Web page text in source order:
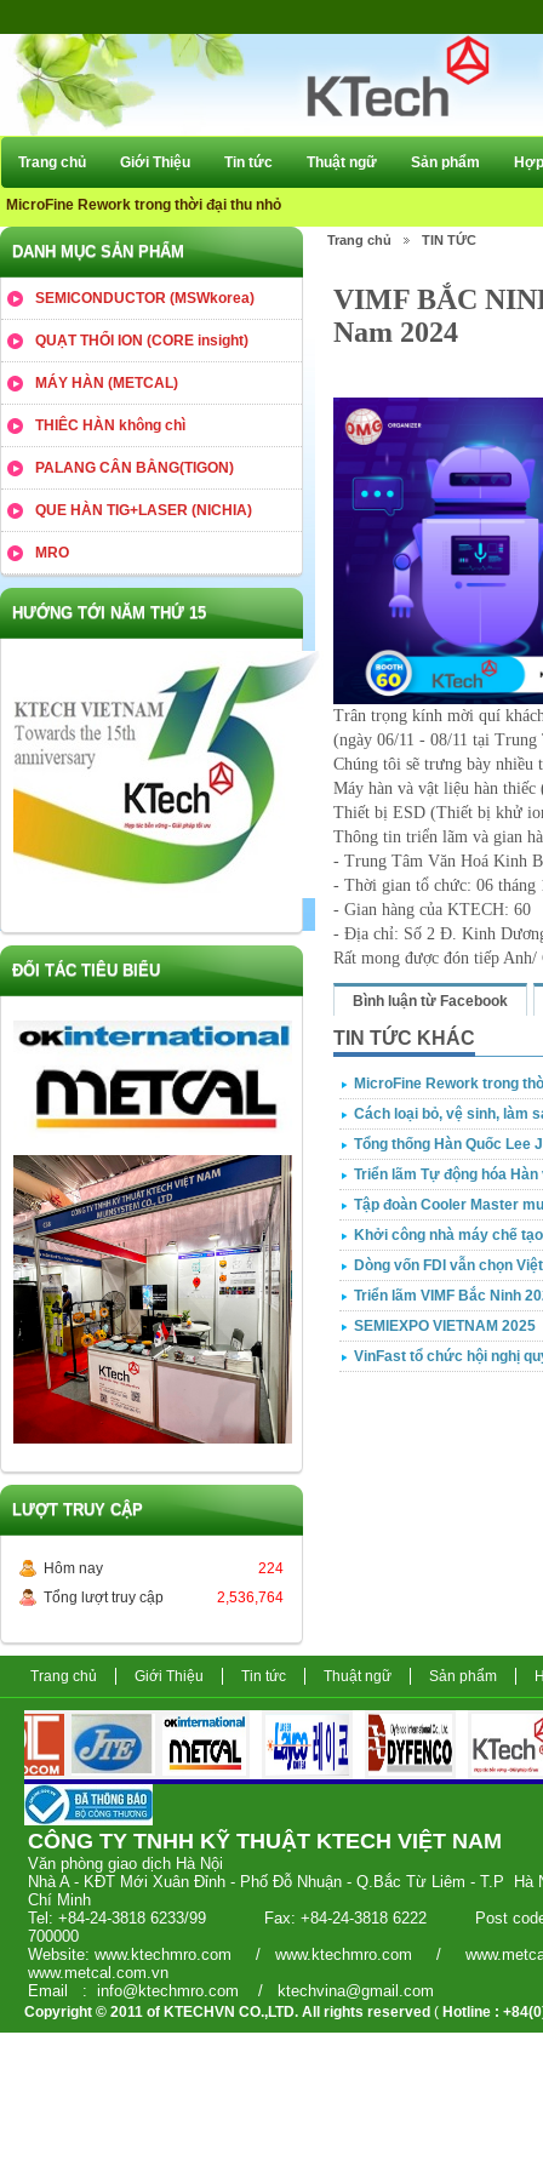
Trang chủ Giới Thiệu Tin tức Thuật ngữ Sản phẩm
MicroFine Rework trong thời đại thu nhỏ
Trang chủ TIN TỨC
VIMF BẮC
Nam 2024
Trân trọng kính mời quí
(ngày 06/11 - 08/11 tại
Chúng tôi sẽ trưng bày
Máy hàn và vật liệu hàn thiếc
Thiết bị ESD (Thiết bị khử
Thông tin triển lãm và gian
- Trung Tâm Văn Hoá Kinh
- Thời gian tổ chức: 06 tháng
- Gian hàng của KTECH: 60
- Địa chỉ: Số 2 Đ. Kinh
Rất mong được đón tiếp
Bình luận từ Facebook
TIN TỨC KHÁC
MicroFine Rework trong
Cách loại bỏ, vệ sinh, làm
Tổng thống Hàn Quốc Lee
Triển lãm Tự động hóa
Tập đoàn Cooler Master
Khởi công nhà máy chế
Dòng vốn FDI vẫn chọn
Triển lãm VIMF Bắc Ninh
SEMIEXPO VIETNAM 2025
VinFast tổ chức hội nghị
DANH MỤC SẢN PHẨM
SEMICONDUCTOR (MSWkorea)
QUẠT THỔI ION (CORE insight)
MÁY HÀN (METCAL)
THIÊC HÀN không chì
PALANG CÂN BẰNG(TIGON)
QUE HÀN TIG+LASER (NICHIA)
MRO
HƯỚNG TỚI NĂM THỨ 15
ĐỐI TÁC TIÊU BIỂU
LƯỢT TRUY CẬP
Hôm nay
224
Tổng lượt truy cập
2,536,764
Trang chủ Giới Thiệu Tin tức Thuật ngữ Sản phẩm
CÔNG TY TNHH KỸ THUẬT KTECH
Văn phòng giao dịch
Nhà A - KĐT Mới Xuân Đỉnh - Phố Đỗ Nhuận - Q.Bắc Từ Liêm -
Chí Minh
Tel: +84-24-3818 6233/99 Fax: +84-24-3818 6222 Post
700000
Website: www.ktechmro.com / www.ktechmro.com /
www.metcal.com.vn
Email : info@ktechmro.com /
Copyright © 2011 of KTECHVN CO.,LTD. All rights reserved ( Hotline :